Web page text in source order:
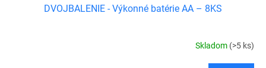
DVOJBALENIE - Výkonné batérie AA – 8KS
Skladom (>5 ks)